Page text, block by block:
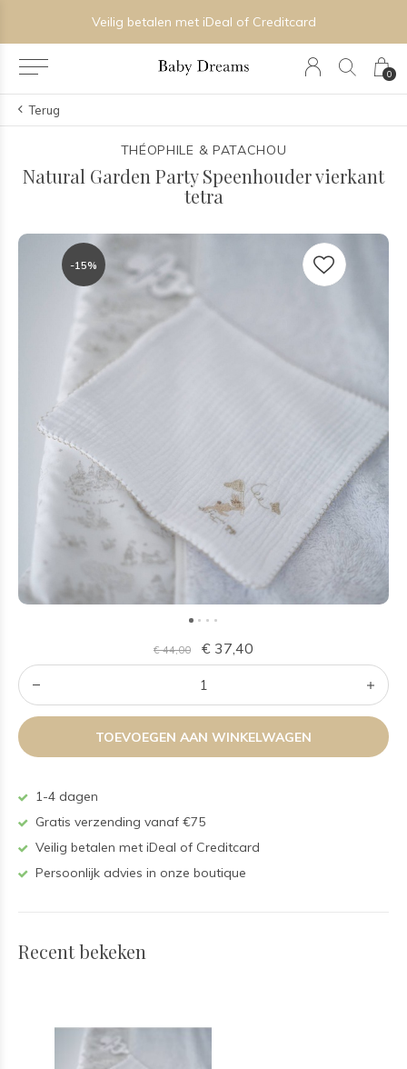
0
Veilig betalen met iDeal of Creditcard
Terug
THÉOPHILE & PATACHOU
Natural Garden Party Speenhouder vierkant
tetra
-15%
€ 44,00 € 37,40
TOEVOEGEN AAN WINKELWAGEN
1-4 dagen
Gratis verzending vanaf €75
Veilig betalen met iDeal of Creditcard
Persoonlijk advies in onze boutique
Recent bekeken